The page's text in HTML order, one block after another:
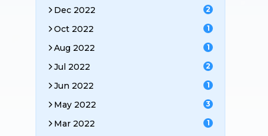
Dec 2022 2
Oct 2022 1
Aug 2022 1
Jul 2022 2
Jun 2022 1
May 2022 3
Mar 2022 1